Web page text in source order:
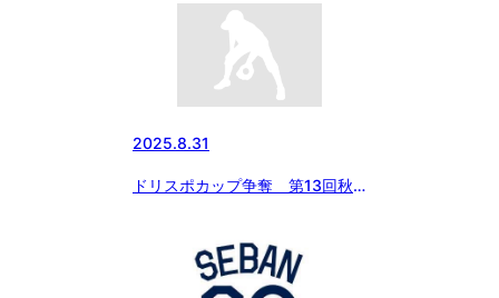
2025.8.31
ドリスポカップ争奪 第13回秋